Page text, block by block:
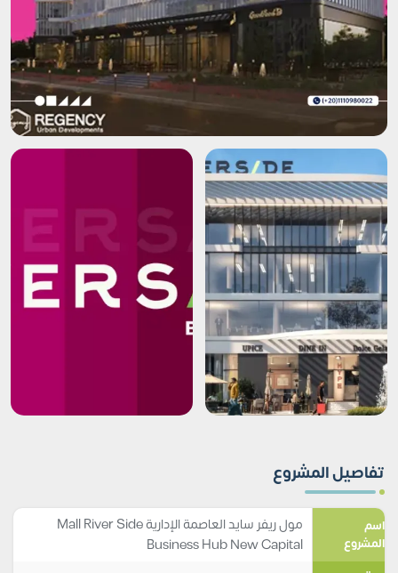
تفاصيل المشروع
اسم
المشروع
مول ريفر سايد العاصمة الإدارية Mall River Side
Business Hub New Capital